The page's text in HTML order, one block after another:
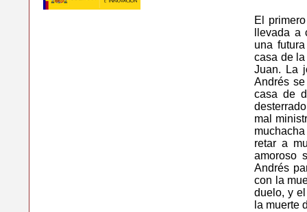
El
llevada
una
casa de
Juan. La
Andrés
casa de
mal
retar a
amoroso
Andrés
con la
duelo, y
la muerte